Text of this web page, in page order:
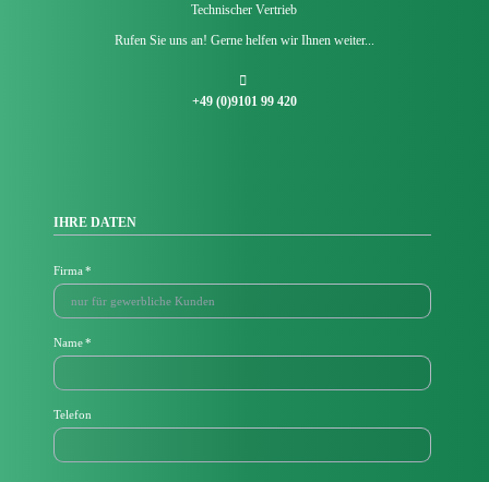
Technischer Vertrieb
Rufen Sie uns an! Gerne helfen wir Ihnen weiter...
+49 (0)9101 99 420
IHRE DATEN
Pflichtfeld
Firma *
Pflichtfeld
Name*
Telefon